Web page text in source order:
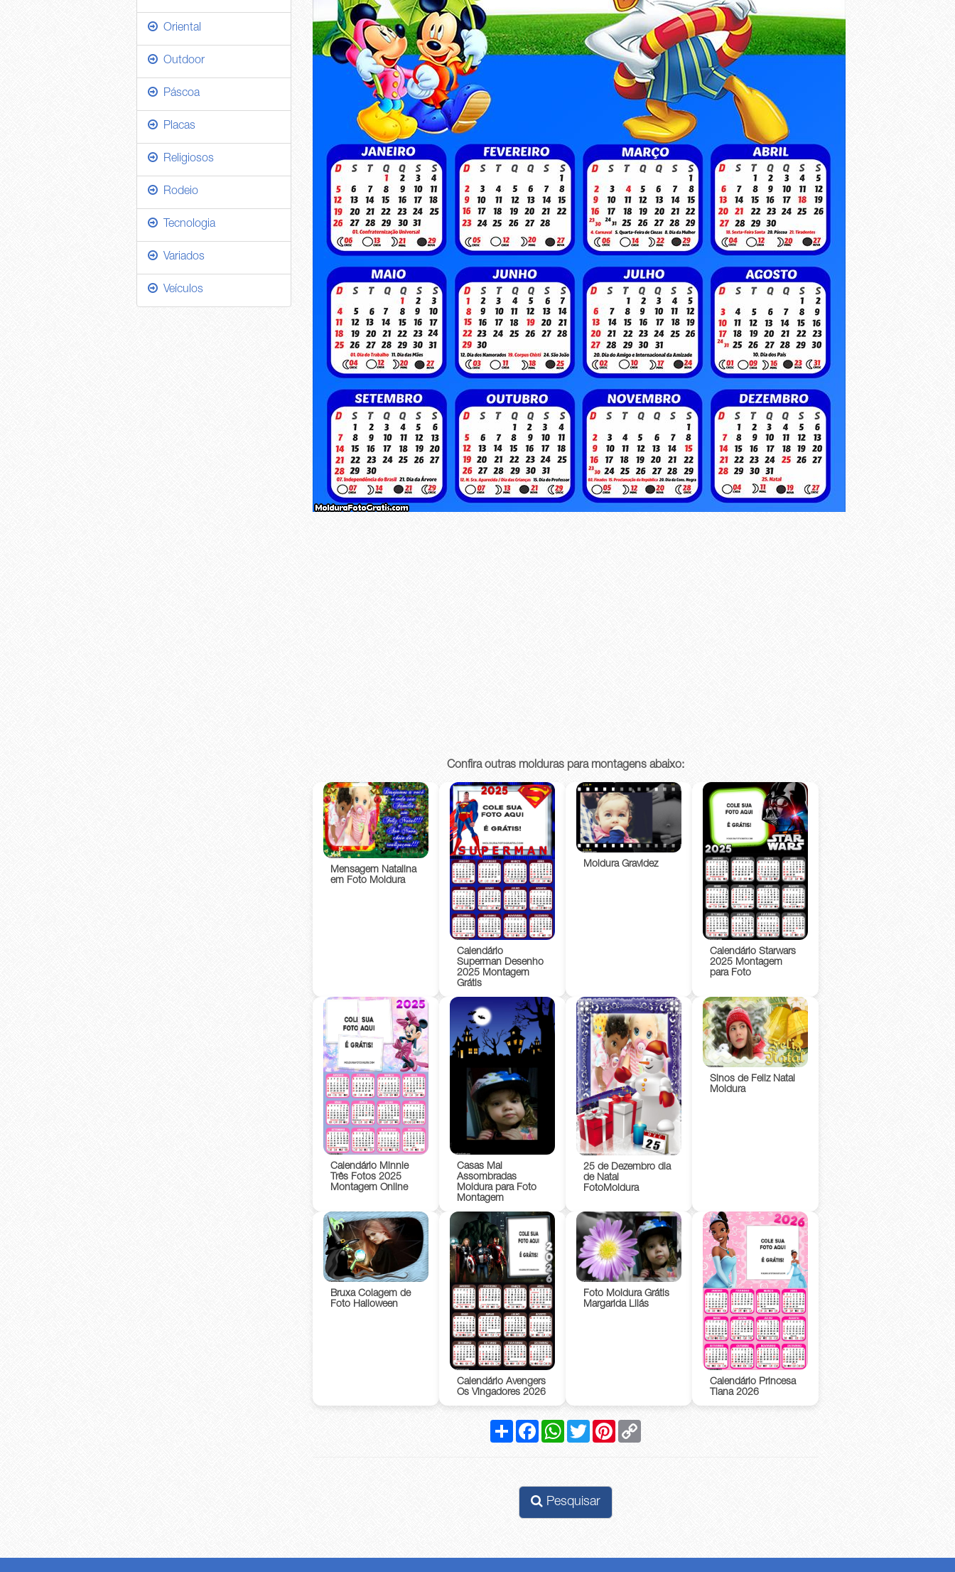
Confira outras molduras para montagens abaixo:
Mensagem Natalina
em Foto Moldura
Calendário
Superman Desenho
2025 Montagem
Grátis
Moldura Gravidez
Calendário Starwars
2025 Montagem
para Foto
Calendário Minnie
Três Fotos 2025
Montagem Online
Casas Mal
Assombradas
Moldura para Foto
Montagem
25 de Dezembro dia
de Natal
FotoMoldura
Sinos de Feliz Natal
Moldura
Bruxa Colagem de
Foto Halloween
Calendário Avengers
Os Vingadores 2026
Foto Moldura Grátis
Margarida Lilás
Calendário Princesa
Tiana 2026
Compartilhar
FacebookWhatsApp
TwitterPinterestCopy
Pesquisar
Oriental
Outdoor
Páscoa
Placas
Religiosos
Rodeio
Tecnologia
Variados
Veículos